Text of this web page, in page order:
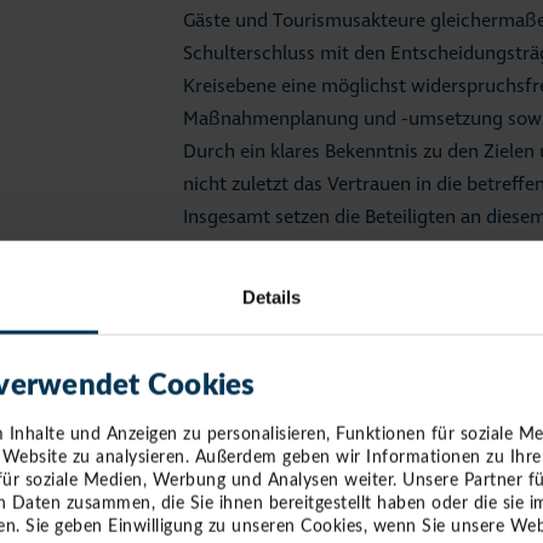
Details
Cookies
Inhalte und Anzeigen zu personalisieren, Funktionen für soziale
zu analysieren. Außerdem geben wir Informationen zu
soziale Medien, Werbung und Analysen weiter. Unsere Partner
Daten zusammen, die Sie ihnen bereitgestellt haben oder die sie
Sie geben Einwilligung zu unseren Cookies, wenn Sie unsere
Gäste und Tourismusakteure
Schulterschluss mit den
Kreisebene eine möglichst
Maßnahmenplanung und -umsetzung
Durch ein klares Bekenntnis zu den Zielen
nicht zuletzt das Vertrauen in die
Insgesamt setzen die Beteiligten an
aus Eigenverantwortung und
erholsamen, unbeschwerten und sicheren
schleswigholsteinischen Ostseeküste als
werden. Eine koordinierte und
Interessen der einheimischen
Leitlinien